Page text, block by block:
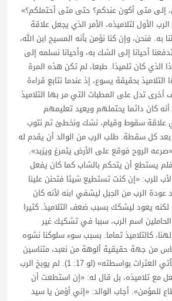
إلى متى أكون عندكم؟ حتى متى أحتملكم؟»
الرب الأول لتلاميذه، الأمر الذي يجعل علاقة
به. فنحن، وإن كنا نؤمن بأنه المسيح ابن الله،
أحيانا إلى الشك به، وأحيانا نسلمه إلى
الذي كان تلميذا. طبعا، لم تكن هذه المرة
بحقيقة يسوع، إذ عندما نتابع قراءة
تدل على المطبات التي مر بها التلاميذ
كان دائما يحتملهم ويعيد تعليمهم
علاقة سقوط وقيام، نشك ونخطئ ثم نتوب
كل سقطة. طلب الرب من الوالد أن يقدم له
الروح فوقع على الأرض يتمرغ ويزبد».
يستطع أن يتحكم بالشاب كما كان يفعل
للرب: «إن كنت تستطيع شيئا فتحنن علينا
عودة الرب من الجبل ليشفي ابنه لأنه كان
لكنه يعود ليشكك بسبب ضعف التلاميذ. كثيرا
اسم الرب، سببا في تشكيك غير
كالتلاميذ تماما. بسبب سوء سلوكنا نشوه
من جهة حقيقية ألوهة من نعبد، متناسين
قول الرب: «ويل للذي تأتي العثرات بواسطته» (لو 17: 1). لم يوبخ الرب
مع تلاميذه، بل قال له: «إن استطعت أن
أجاب الوالد: «إني أؤمن يا سيد